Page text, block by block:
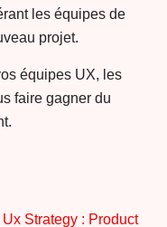
les équipes de
projet.
équipes UX, les
faire gagner du
Ux Strategy : Product